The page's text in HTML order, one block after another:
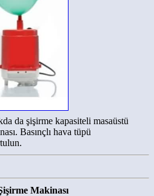
da şişirme kapasiteli masaüstü
Basınçlı hava tüpü
Makinası